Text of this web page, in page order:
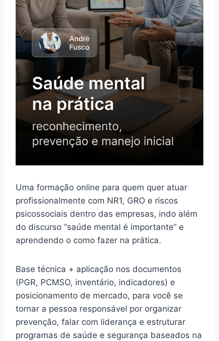
Uma formação online para quem quer atuar
profissionalmente com NR1, GRO e riscos
psicossociais dentro das empresas, indo além
do discurso “saúde mental é importante” e
aprendendo o como fazer na prática.
Base técnica + aplicação nos documentos
(PGR, PCMSO, inventário, indicadores) e
posicionamento de mercado, para você se
tornar a pessoa responsável por organizar
prevenção, falar com liderança e estruturar
programas de saúde e segurança baseados na